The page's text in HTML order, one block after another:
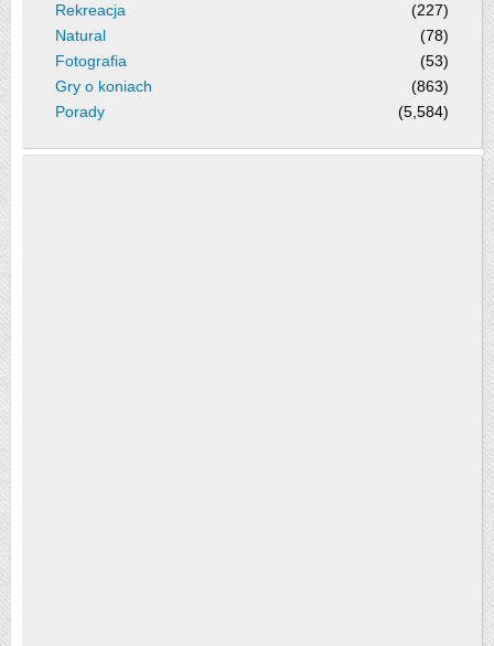
Rekreacja
(227)
Natural
(78)
Fotografia
(53)
Gry o koniach
(863)
Porady
(5,584)